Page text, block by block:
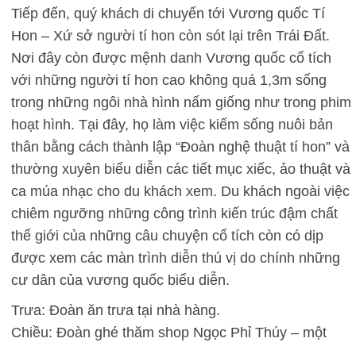
Tiếp đến, quý khách di chuyển tới Vương quốc Tí
Hon – Xứ sở người tí hon còn sót lại trên Trái Đất.
Nơi đây còn được mệnh danh Vương quốc cổ tích
với những người tí hon cao không quá 1,3m sống
trong những ngôi nhà hình nấm giống như trong phim
hoạt hình. Tại đây, họ làm việc kiếm sống nuôi bản
thân bằng cách thành lập “Đoàn nghệ thuật tí hon” và
thường xuyên biểu diễn các tiết mục xiếc, ảo thuật và
ca múa nhạc cho du khách xem. Du khách ngoài việc
chiêm ngưỡng những công trình kiến trúc đậm chất
thế giới của những câu chuyện cổ tích còn có dịp
được xem các màn trình diễn thú vị do chính những
cư dân của vương quốc biểu diễn.
Trưa: Đoàn ăn trưa tại nhà hàng.
Chiều: Đoàn ghé thăm shop Ngọc Phỉ Thúy – một